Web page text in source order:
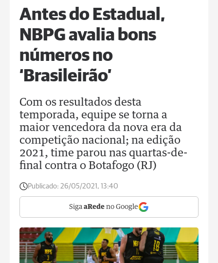
Antes do Estadual,
NBPG avalia bons
números no
‘Brasileirão’
Com os resultados desta
temporada, equipe se torna a
maior vencedora da nova era da
competição nacional; na edição
2021, time parou nas quartas-de-
final contra o Botafogo (RJ)
Publicado: 26/05/2021, 13:40
Siga aRede no Google